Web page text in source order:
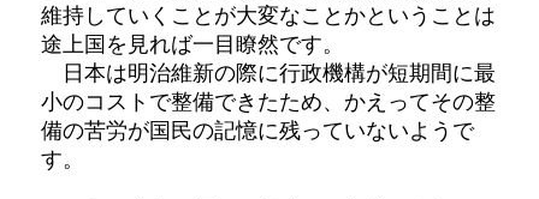
維持していくことが大変なことかということは
途上国を見れば一目瞭然です。
日本は明治維新の際に行政機構が短期間に最
小のコストで整備できたため、かえってその整
備の苦労が国民の記憶に残っていないようで
す。